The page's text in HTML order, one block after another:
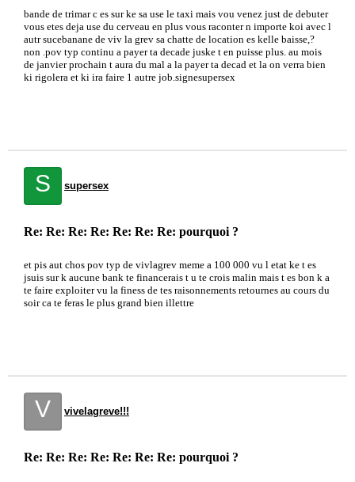
bande de trimar c es sur ke sa use le taxi mais vou venez just de debuter
vous etes deja use du cerveau en plus vous raconter n importe koi avec l
autr sucebanane de viv la grev sa chatte de location es kelle baisse,?
non .pov typ continu a payer ta decade juske t en puisse plus. au mois
de janvier prochain t aura du mal a la payer ta decad et la on verra bien
ki rigolera et ki ira faire 1 autre job.signesupersex
S supersex
Re: Re: Re: Re: Re: Re: Re: pourquoi ?
et pis aut chos pov typ de vivlagrev meme a 100 000 vu l etat ke t es
jsuis sur k aucune bank te financerais t u te crois malin mais t es bon k a
te faire exploiter vu la finess de tes raisonnements retournes au cours du
soir ca te feras le plus grand bien illettre
V vivelagreve!!!
Re: Re: Re: Re: Re: Re: Re: pourquoi ?